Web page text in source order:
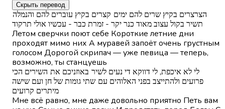
Скрыть перевод
הצרצרים בקיץ שרים להם ימים קצרים בקיץ עוברים להם והנמלה
תשיר בקול עצוב מאוד כנר יקר - זמרת כבר - עכשיו אולי תרקוד
Летом сверчки поют себе Короткие летние дни
проходят мимо них А муравей запоёт очень грустным
голосом Дорогой скрипач — уже певица — теперь,
возможно, ты станцуешь
לי לא איכפת, לי דווקא די נעים לשיר באוזניכם את השירים הכי
פרועים ולהתייצב בפני האלוהים עם שתי גומות של חן ועם שישה
מיתרים קרועים
Мне всё равно, мне даже довольно приятно Петь вам